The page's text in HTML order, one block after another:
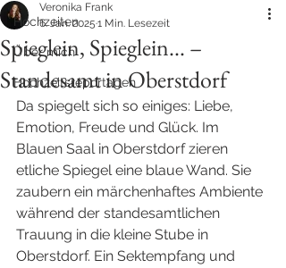
Hochzeiten
Über mich
Hochzeitsreportagen
Spieglein, Spieglein... –
Standesamt in Oberstdorf
Veronika Frank
6. Jan. 2025 1 Min. Lesezeit
Da spiegelt sich so einiges: Liebe,
Emotion, Freude und Glück. Im
Blauen Saal in Oberstdorf zieren
etliche Spiegel eine blaue Wand. Sie
zaubern ein märchenhaftes Ambiente
während der standesamtlichen
Trauung in die kleine Stube in
Oberstdorf. Ein Sektempfang und